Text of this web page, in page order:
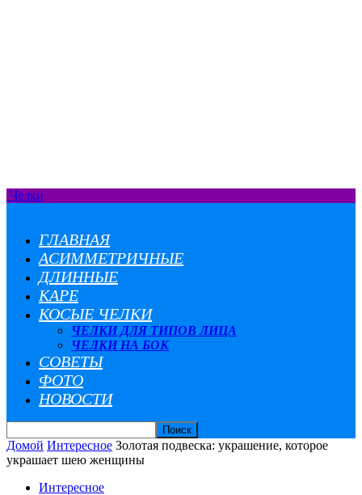
Челки
ГЛАВНАЯ
АСИММЕТРИЧНЫЕ
ДЛИННЫЕ
КАРЕ
КОСЫЕ ЧЕЛКИ
ЧЕЛКИ ДЛЯ ТИПОВ ЛИЦА
ЧЕЛКИ НА БОК
СОВЕТЫ
ФОТО
НОВОСТИ
Домой Интересное Золотая подвеска: украшение, которое
украшает шею женщины
Интересное